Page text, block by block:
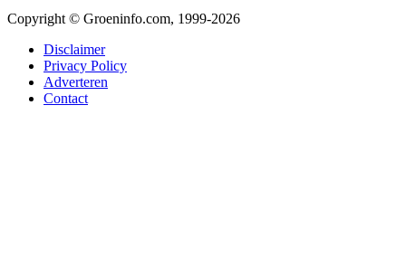
Copyright © Groeninfo.com, 1999-2026
Disclaimer
Privacy Policy
Adverteren
Contact